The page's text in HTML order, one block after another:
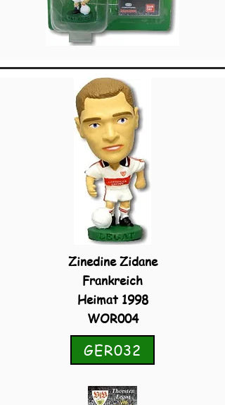
Zinedine Zidane
Frankreich
Heimat 1998
WOR004
GER032